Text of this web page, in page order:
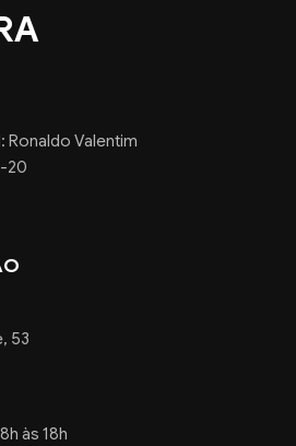
Ronaldo Valentim
20
53
às 18h